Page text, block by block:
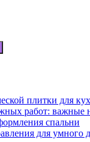
плитки для
работ: важные
спальни
для умного